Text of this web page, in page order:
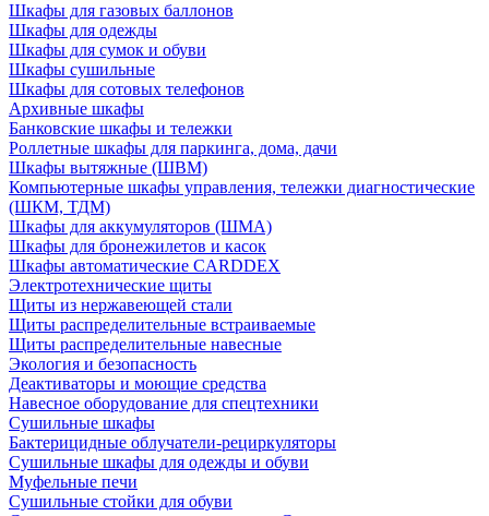
Шкафы для газовых баллонов
Шкафы для одежды
Шкафы для сумок и обуви
Шкафы сушильные
Шкафы для сотовых телефонов
Архивные шкафы
Банковские шкафы и тележки
Роллетные шкафы для паркинга, дома, дачи
Шкафы вытяжные (ШВМ)
Компьютерные шкафы управления, тележки диагностические
(ШКМ, ТДМ)
Шкафы для аккумуляторов (ШМА)
Шкафы для бронежилетов и касок
Шкафы автоматические CARDDEX
Электротехнические щиты
Щиты из нержавеющей стали
Щиты распределительные встраиваемые
Щиты распределительные навесные
Экология и безопасность
Деактиваторы и моющие средства
Навесное оборудование для спецтехники
Сушильные шкафы
Бактерицидные облучатели-рециркуляторы
Сушильные шкафы для одежды и обуви
Муфельные печи
Сушильные стойки для обуви